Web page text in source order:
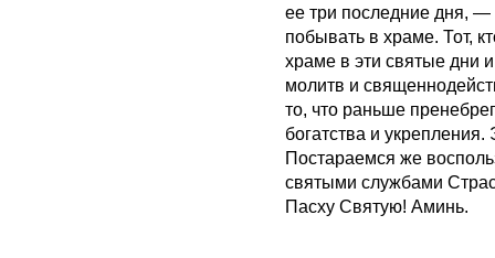
ее три последние дня, —
побывать в храме. Тот,
храме в эти святые дни
молитв и
то, что раньше
богатства и
Постараемся же
святыми службами
Пасху Святую! Аминь.